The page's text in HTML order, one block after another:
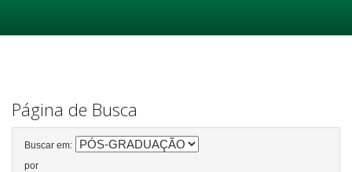
Página de Busca
Buscar em:
por